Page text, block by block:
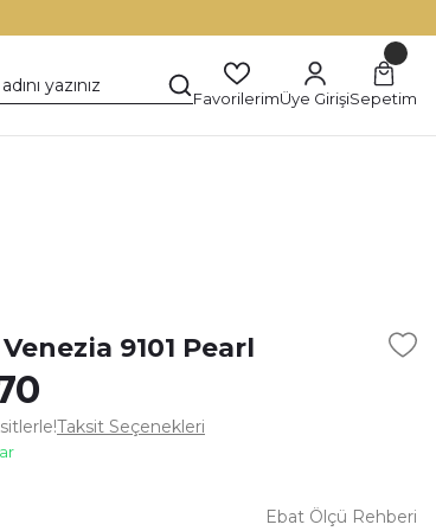
FavorilerimÜye GirişiSepetim
9101 Pearl
Taksit Seçenekleri
Ebat Ölçü Rehberi